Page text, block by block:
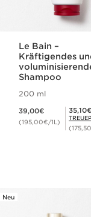
Le Bain –
Kräftigendes
Shampoo
200 ml
39,00€
(195,00€/1L)
Mitgliederpreis 35,10€
35,10€
Neu